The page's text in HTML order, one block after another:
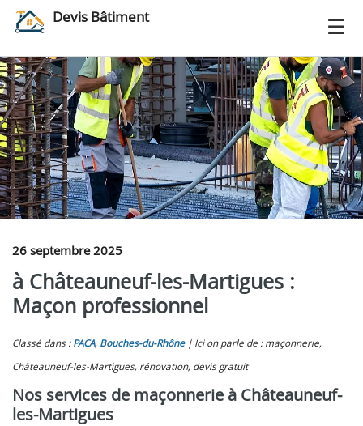
Devis Bâtiment
26 septembre 2025
à Châteauneuf-les-Martigues :
Maçon professionnel
Classé dans : PACA, Bouches-du-Rhône
Ici on parle de : maçonnerie,
Châteauneuf-les-Martigues, rénovation, devis gratuit
Nos services de maçonnerie à Châteauneuf-
les-Martigues